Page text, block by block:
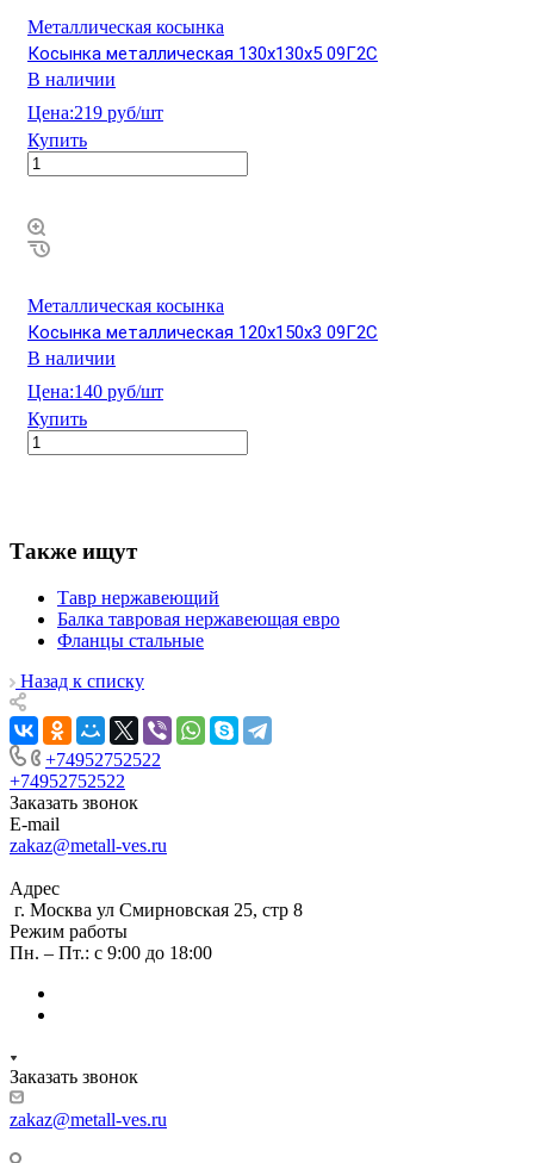
Металлическая косынка
Косынка металлическая 130х130х5 09Г2С
В наличии
Цена:219 руб/шт
Купить
Металлическая косынка
Косынка металлическая 120х150х3 09Г2С
В наличии
Цена:140 руб/шт
Купить
Также ищут
Тавр нержавеющий
Балка тавровая нержавеющая евро
Фланцы стальные
Назад к списку
+74952752522
+74952752522
Заказать звонок
E-mail
zakaz@metall-ves.ru
Адрес
г. Москва ул Смирновская 25, стр 8
Режим работы
Пн. – Пт.: с 9:00 до 18:00
Заказать звонок
zakaz@metall-ves.ru